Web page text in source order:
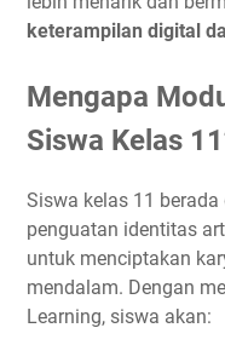
keterampilan digital
Mengapa
Siswa Kelas
Siswa kelas 11
penguatan identitas
untuk menciptakan
mendalam. Dengan
Learning, siswa akan: